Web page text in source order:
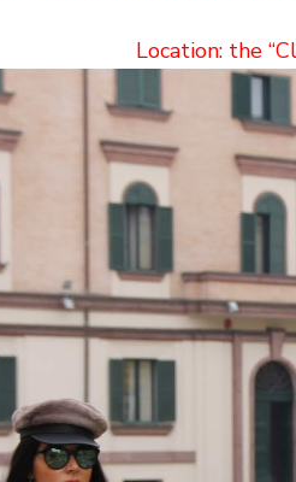
Location: the